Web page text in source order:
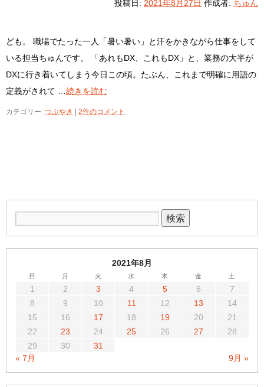
投稿日: 2021年8月27日 作成者: ちゅん
ども。 職場でたった一人「暑い暑い」と汗をかきながら仕事をして
いる担当ちゅんです。 「あれもDX、これもDX」と、業務の大半が
DXに行き着いてしまう今日この頃。たぶん、これまで明確に用語の
定義がされて … 続きを読む
カテゴリー: つぶやき 2件のコメント
2021年8月
日 月 火 水 木 金 土
1 2 3 4 5 6
7
8
9 10 11 12 13
14
15
16 17 18 19 20
21
22
23 24 25 26 27
28
29
30
31
« 7月
9月 »